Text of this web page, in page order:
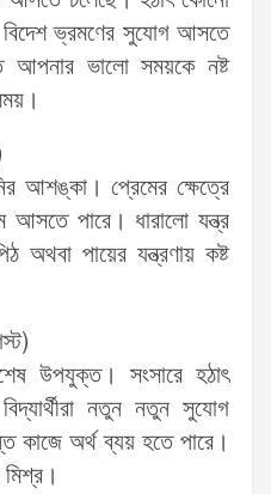
ভ্রমণের সুযোগ আসতে
আপনার ভালো সময়কে নষ্ট
আশঙ্কা। প্রেমের ক্ষেত্রে
আসতে পারে। ধারালো যন্ত্র
অথবা পায়ের যন্ত্রণায় কষ্ট
উপযুক্ত। সংসারে হঠাৎ
নতুন নতুন সুযোগ
কাজে অর্থ ব্যয় হতে পারে।